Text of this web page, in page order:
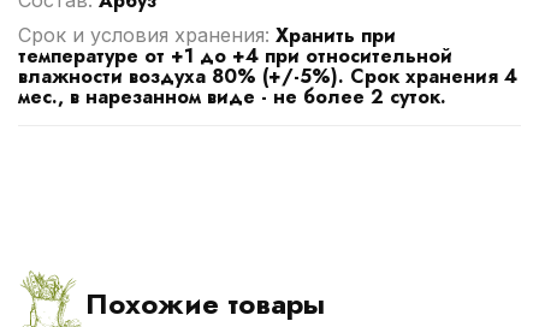
Срок и условия хранения: Хранить при
температуре от +1 до +4 при относительной
влажности воздуха 80% (+/-5%). Срок хранения 4
мес., в нарезанном виде - не более 2 суток.
Похожие товары